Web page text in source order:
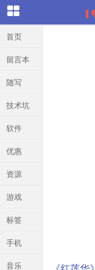
首页
留言本
随写
技术坑
软件
优惠
资源
游戏
标签
手机
音乐